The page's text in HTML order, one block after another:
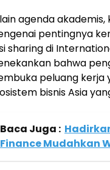
agenda
pentingnya
sharing di
bahwa
peluang kerja
bisnis Asia
Baca Juga :
Finance Mudahkan